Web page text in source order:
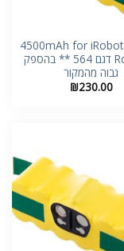
סוללה ל 4500mAh for iRobot
Roomba דגם 564 ** בהספק
גבוה מהמקור
₪230.00